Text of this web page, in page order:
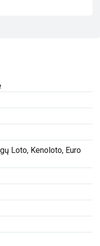
Loto, Kenoloto, Euro